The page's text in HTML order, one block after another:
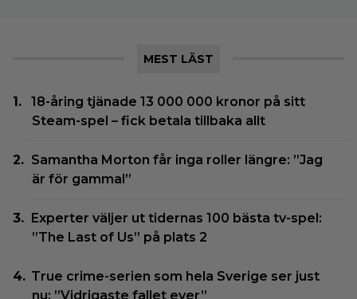
MEST LÄST
18-åring tjänade 13 000 000 kronor på sitt
Steam-spel – fick betala tillbaka allt
Samantha Morton får inga roller längre: ”Jag
är för gammal”
Experter väljer ut tidernas 100 bästa tv-spel:
”The Last of Us” på plats 2
True crime-serien som hela Sverige ser just
nu: ”Vidrigaste fallet ever”